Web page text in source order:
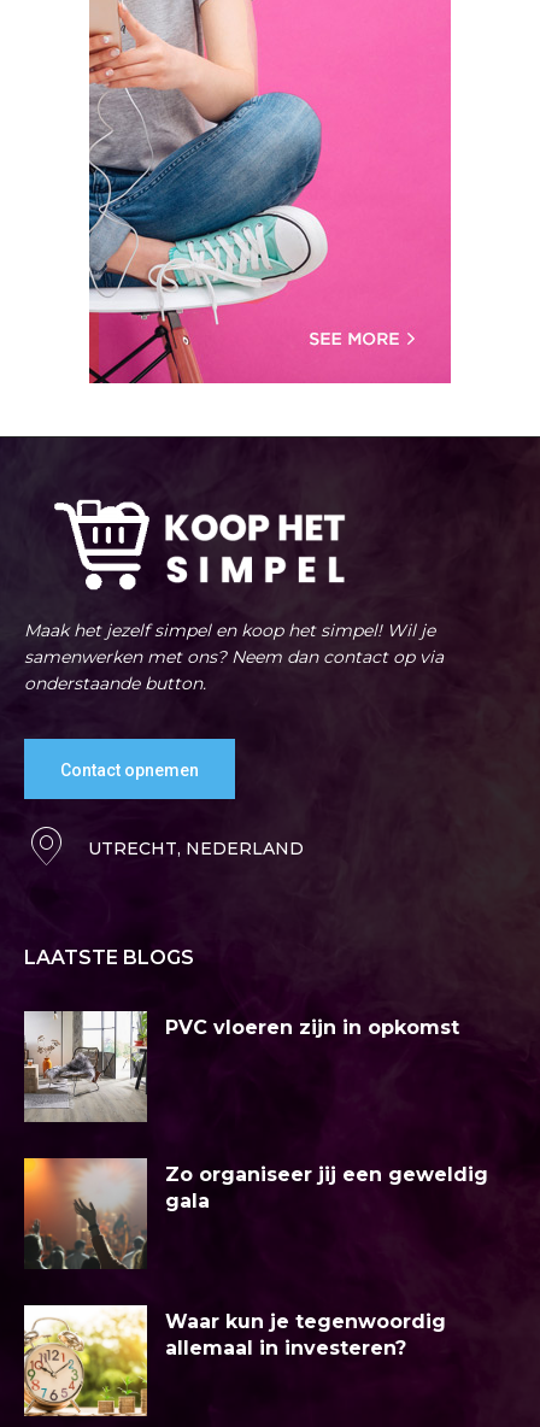
Maak het jezelf simpel en koop het simpel! Wil je
samenwerken met ons? Neem dan contact op via
onderstaande button.
Contact opnemen
UTRECHT, NEDERLAND
LAATSTE BLOGS
PVC vloeren zijn in opkomst
Zo organiseer jij een geweldig
gala
Waar kun je tegenwoordig
allemaal in investeren?